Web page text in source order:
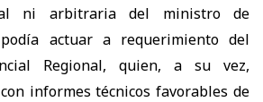
ni arbitraria del ministro de
actuar a requerimiento del
Regional, quien, a su vez,
informes técnicos favorables de